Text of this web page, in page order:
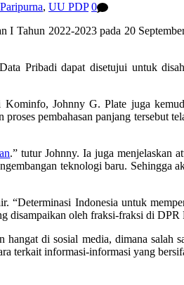
, UU PDP 0
Tahun 2022-2023 pada 20
Pribadi dapat disetujui untuk
Johnny G. Plate juga
pembahasan panjang tersebut
.” tutur Johnny. Ia juga menjelaskan
teknologi baru. Sehingga
“Determinasi Indonesia untuk
disampaikan oleh fraksi-fraksi di DPR
di sosial media, dimana salah
terkait informasi-informasi yang